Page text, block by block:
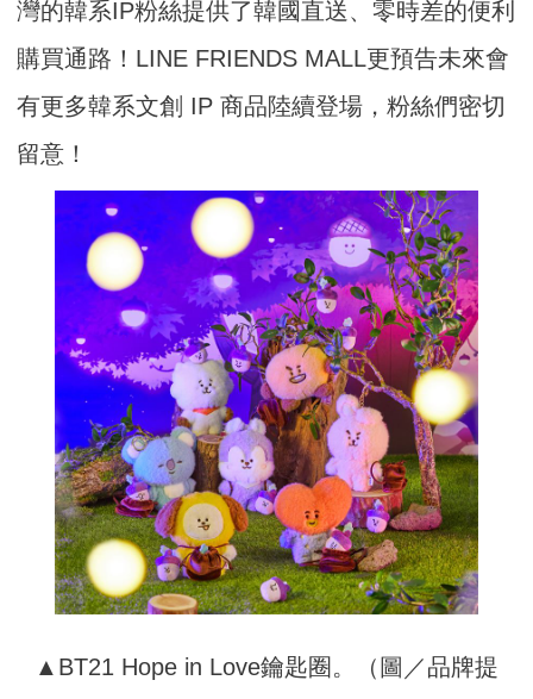
灣的韓系IP粉絲提供了韓國直送、零時差的便利
購買通路！LINE FRIENDS MALL更預告未來會
有更多韓系文創 IP 商品陸續登場，粉絲們密切
留意！
▲BT21 Hope in Love鑰匙圈。（圖／品牌提